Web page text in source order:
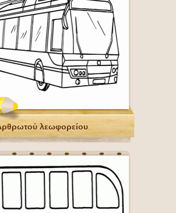
λεωφορείου